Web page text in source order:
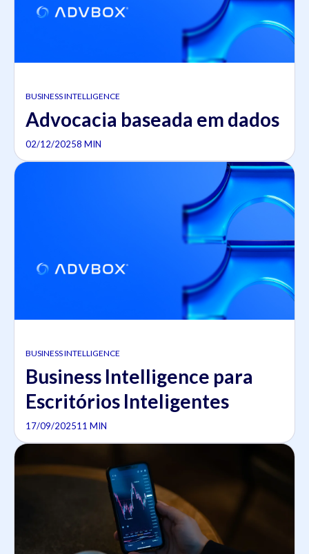
BUSINESS INTELLIGENCE
Advocacia baseada em dados
02/12/20258 MIN
BUSINESS INTELLIGENCE
Business Intelligence para
Escritórios Inteligentes
17/09/202511 MIN